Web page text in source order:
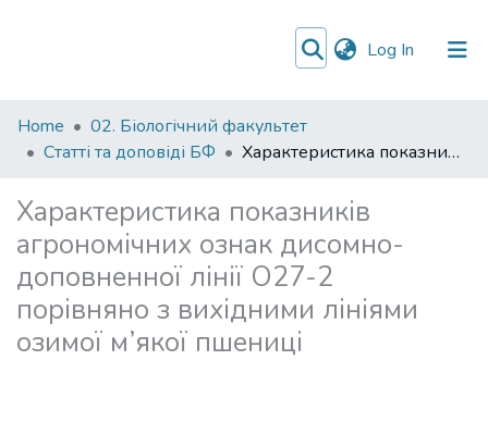
Log In (current)
Communities
&
All of DSpace
Home
02. Біологічний факультет
Статті та доповіді БФ
Характеристика показників агрономічних ознак дисомно-доповненної лінії О27-2 порівняно з вихідними лініями озимої м’якої пшениці
Характеристика показників
агрономічних ознак дисомно-
доповненної лінії О27-2
порівняно з вихідними лініями
озимої м’якої пшениці